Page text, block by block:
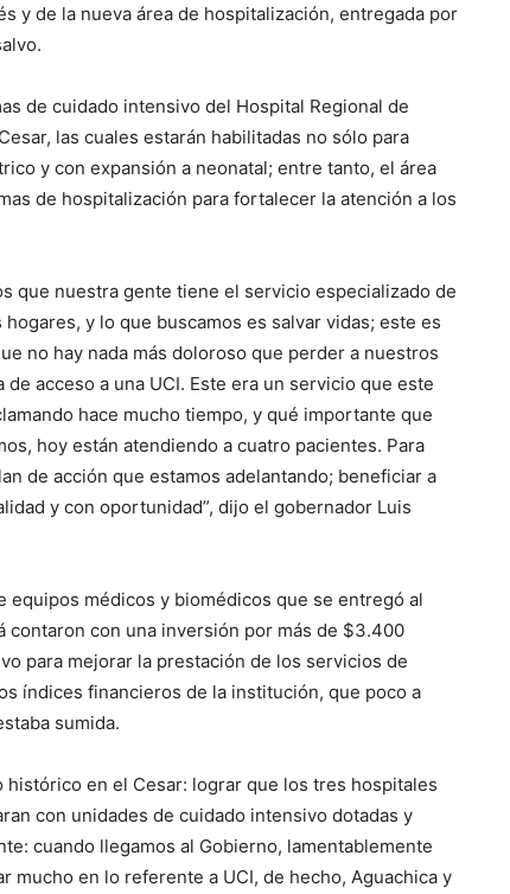
y de la nueva área de hospitalización, entregada por
de cuidado intensivo del Hospital Regional de
las cuales estarán habilitadas no sólo para
y con expansión a neonatal; entre tanto, el área
de hospitalización para fortalecer la atención a los
que nuestra gente tiene el servicio especializado de
y lo que buscamos es salvar vidas; este es
no hay nada más doloroso que perder a nuestros
acceso a una UCI. Este era un servicio que este
hace mucho tiempo, y qué importante que
hoy están atendiendo a cuatro pacientes. Para
de acción que estamos adelantando; beneficiar a
y con oportunidad”, dijo el gobernador Luis
equipos médicos y biomédicos que se entregó al
contaron con una inversión por más de $3.400
para mejorar la prestación de los servicios de
índices financieros de la institución, que poco a
sumida.
histórico en el Cesar: lograr que los tres hospitales
con unidades de cuidado intensivo dotadas y
cuando llegamos al Gobierno, lamentablemente
mucho en lo referente a UCI, de hecho, Aguachica y